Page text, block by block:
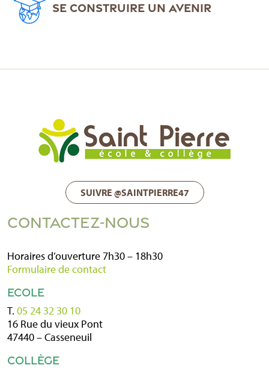
SE CONSTRUIRE UN AVENIR
SUIVRE @SAINTPIERRE47
CONTACTEZ-NOUS
Horaires d’ouverture 7h30 – 18h30
Formulaire de contact
ECOLE
T. 05 24 32 30 10
16 Rue du vieux Pont
47440 – Casseneuil
COLLÈGE